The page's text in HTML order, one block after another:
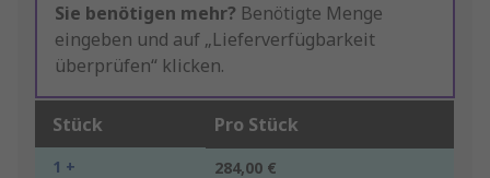
Sie benötigen mehr? Benötigte Menge
eingeben und auf „Lieferverfügbarkeit
überprüfen“ klicken.
Stück Pro Stück
1 + 284,00 €